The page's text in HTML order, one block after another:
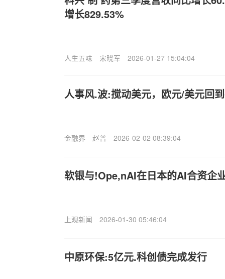
增长829.53%
人生五味 宋晓军 2026-01-27 15:04:04
人事风.波:搅动美元，欧元/美元回
金融界 赵普 2026-02-02 08:39:04
软银与!Ope,nAI在日本的AI合资企
上观新闻 2026-01-30 05:46:04
中原环保:5亿元.科创债完成发行